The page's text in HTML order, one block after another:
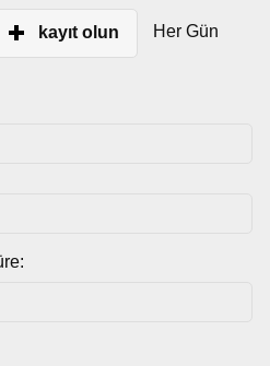
kayıt olun Her Gün